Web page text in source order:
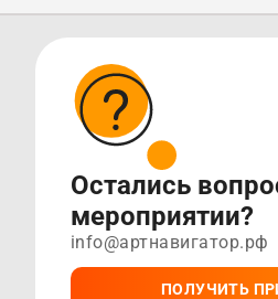
Остались
мероприятии?
info@артнавигатор.рф
ПОЛУЧИТЬ